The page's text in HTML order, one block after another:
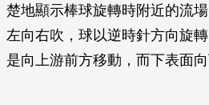
楚地顯示棒球旋轉時附近的流
左向右吹，球以逆時針方向旋
是向上游前方移動，而下表面向